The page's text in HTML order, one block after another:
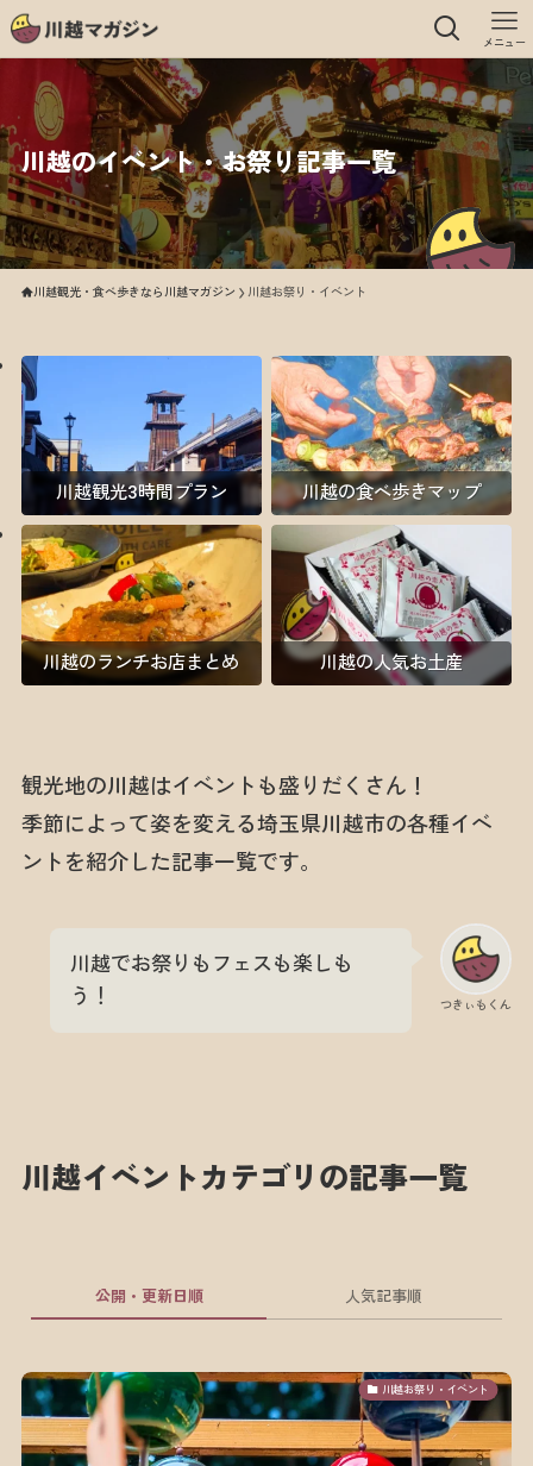
メニュー
川越のイベント・お祭り記事一覧
川越観光・食べ歩きなら川越マガジン 川越お祭り・イベント
川越観光3時間プラン 川越の食べ歩きマップ
川越のランチお店まとめ 川越の人気お土産
観光地の川越はイベントも盛りだくさん！
季節によって姿を変える埼玉県川越市の各種イベ
ントを紹介した記事一覧です。
つきぃもくん
川越でお祭りもフェスも楽しも
う！
川越イベントカテゴリの記事一覧
公開・更新日順 人気記事順
川越お祭り・イベント